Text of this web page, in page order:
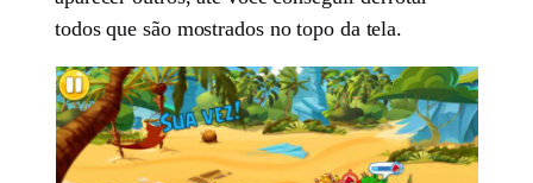
todos que são mostrados no topo da tela.